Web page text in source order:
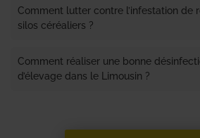
Comment lutter contre l’infestation de
silos céréaliers ?
Comment réaliser une bonne
d’élevage dans le Limousin ?